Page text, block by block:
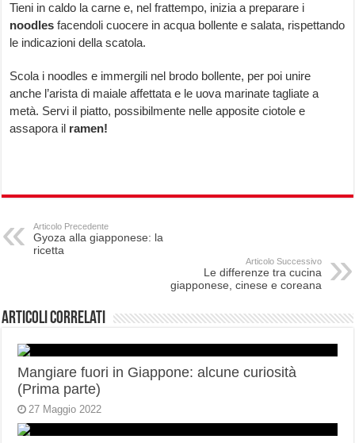
Tieni in caldo la carne e, nel frattempo, inizia a preparare i
noodles facendoli cuocere in acqua bollente e salata, rispettando
le indicazioni della scatola.
Scola i noodles e immergili nel brodo bollente, per poi unire
anche l’arista di maiale affettata e le uova marinate tagliate a
metà. Servi il piatto, possibilmente nelle apposite ciotole e
assapora il ramen!
Articolo Precedente
Gyoza alla giapponese: la
ricetta
Articolo Successivo
Le differenze tra cucina
giapponese, cinese e coreana
Articoli correlati
Mangiare fuori in Giappone: alcune curiosità
(Prima parte)
27 Maggio 2022